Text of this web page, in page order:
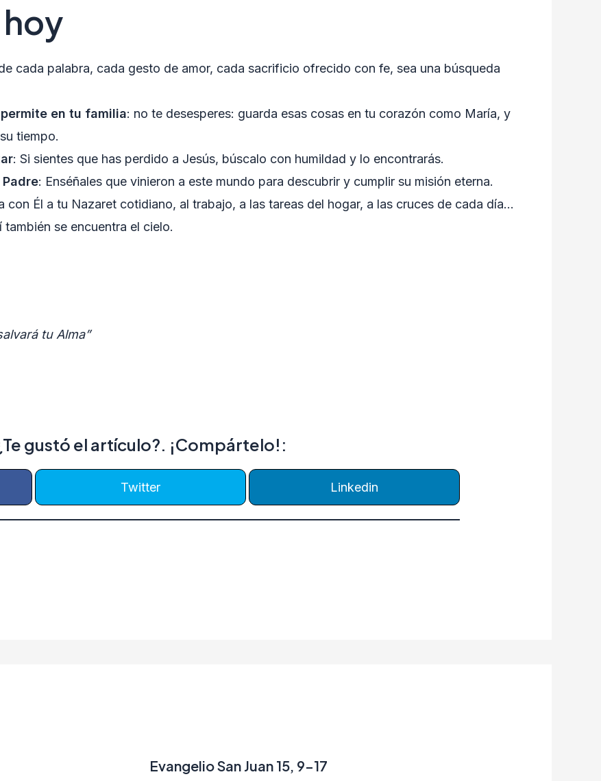
cada palabra, cada gesto de amor, cada sacrificio ofrecido con fe, sea una búsqueda
en tu familia: no te desesperes: guarda esas cosas en tu corazón como María, y
tiempo.
: Si sientes que has perdido a Jesús, búscalo con humildad y lo encontrarás.
: Enséñales que vinieron a este mundo para descubrir y cumplir su misión eterna.
con Él a tu Nazaret cotidiano, al trabajo, a las tareas del hogar, a las cruces de cada día…
también se encuentra el cielo.
tu Alma”
gustó el artículo?. ¡Compártelo!:
Twitter Linkedin
Evangelio San Juan 15, 9-17